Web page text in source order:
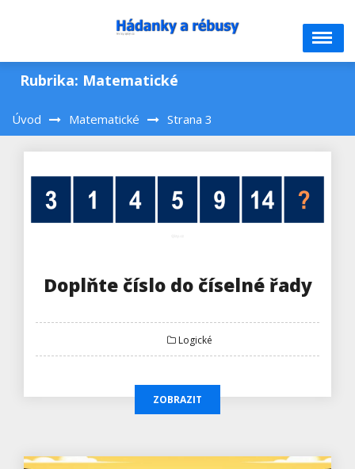
Rubrika: Matematické
Úvod Matematické Strana 3
Doplňte číslo do číselné řady
Logické
ZOBRAZIT